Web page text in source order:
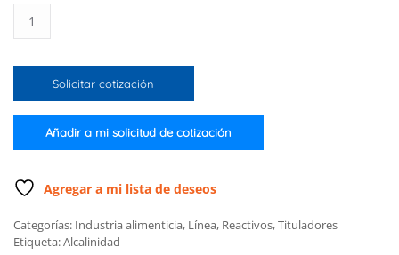
alto
alcalinidad
en
con
(120
mL)
Solicitar cotización
Añadir a mi solicitud de cotización
Agregar a mi lista de deseos
Categorías: Industria alimenticia, Línea, Reactivos,Tituladores
Etiqueta:Alcalinidad